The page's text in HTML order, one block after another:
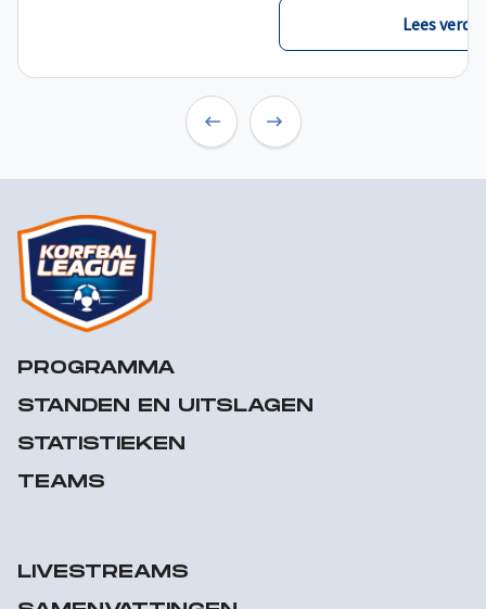
Lees verder
PROGRAMMA
STANDEN EN UITSLAGEN
STATISTIEKEN
TEAMS
LIVESTREAMS